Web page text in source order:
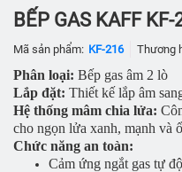
BẾP GAS KAFF KF-
Mã sản phẩm: KF-216 Thương
Phân loại: Bếp gas âm 2 lò
Lắp đặt: Thiết kế lắp âm
Hệ thống mâm chia lửa:
cho ngọn lửa xanh, mạnh và
Chức năng an toàn:
Cảm ứng ngắt gas tự